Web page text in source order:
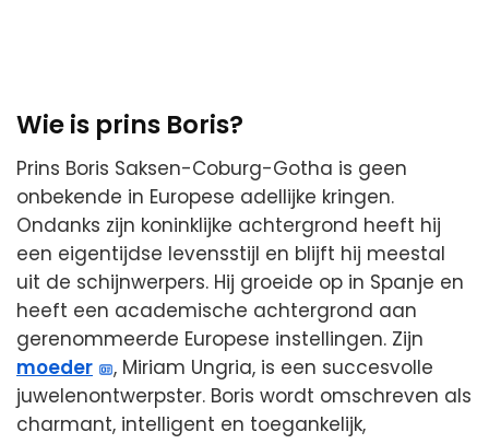
Wie is prins Boris?
Prins Boris Saksen-Coburg-Gotha is geen
onbekende in Europese adellijke kringen.
Ondanks zijn koninklijke achtergrond heeft hij
een eigentijdse levensstijl en blijft hij meestal
uit de schijnwerpers. Hij groeide op in Spanje en
heeft een academische achtergrond aan
gerenommeerde Europese instellingen. Zijn
moeder
, Miriam Ungria, is een succesvolle
juwelenontwerpster. Boris wordt omschreven als
charmant, intelligent en toegankelijk,